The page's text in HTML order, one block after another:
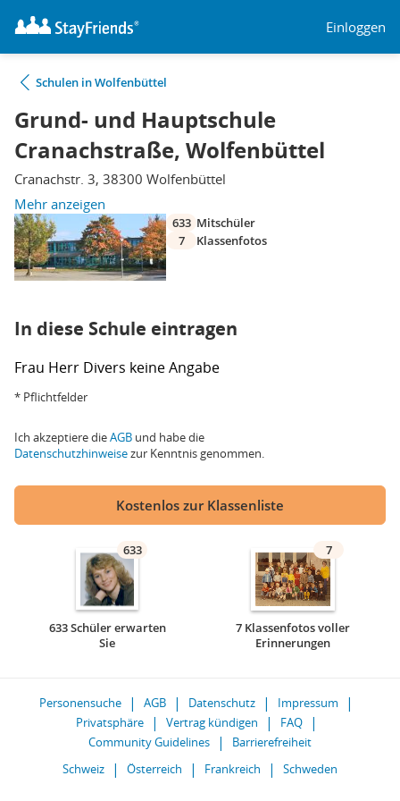
Einloggen
Schulen in Wolfenbüttel
Grund- und Hauptschule
Cranachstraße, Wolfenbüttel
Cranachstr. 3, 38300 Wolfenbüttel
Mehr anzeigen
633 Mitschüler
7
Klassenfotos
In diese Schule eintragen
Frau Herr Divers keine Angabe
* Pflichtfelder
Ich akzeptiere dieAGB und habe die
Datenschutzhinweisezur Kenntnis genommen.
Kostenlos zur Klassenliste
633
633 Schüler erwarten
Sie
7
7 Klassenfotos voller
Erinnerungen
Personensuche AGB Datenschutz
Impressum
Privatsphäre
Vertrag kündigen
FAQ
Community Guidelines
Barrierefreiheit
Schweiz
Österreich Frankreich Schweden